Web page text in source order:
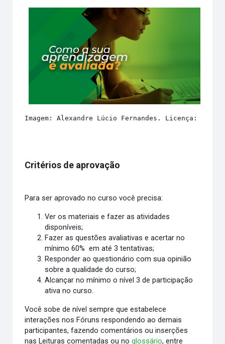
Imagem: Alexandre Lúcio Fernandes. Licença:
Critérios de aprovação
Para ser aprovado no curso você precisa:
Ver os materiais e fazer as atividades
disponíveis;
Fazer as questões avaliativas e acertar no
mínimo 60% em até 3 tentativas;
Responder ao questionário com sua opinião
sobre a qualidade do curso;
Alcançar no mínimo o nível 3 de participação
ativa no curso.
Você sobe de nível sempre que estabelece
interações nos Fóruns respondendo ao demais
participantes, fazendo comentários ou inserções
nas Leituras comentadas ou noglossário, entre